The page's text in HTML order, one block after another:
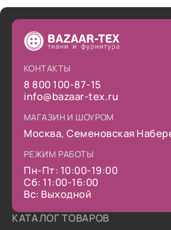
КОНТАКТЫ
8 800 100-87-15
info@bazaar-tex.ru
МАГАЗИН И ШОУРОМ
Москва, Семеновская
РЕЖИМ РАБОТЫ
Пн-Пт: 10:00-19:00
Сб: 11:00-16:00
Вс: Выходной
КАТАЛОГ ТОВАРОВ